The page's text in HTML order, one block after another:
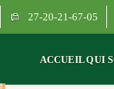
27-20-21-67-05
ACCUEILQUI